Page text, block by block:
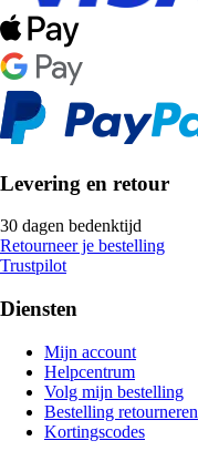
Levering en retour
30 dagen bedenktijd
Retourneer je bestelling
Trustpilot
Diensten
Mijn account
Helpcentrum
Volg mijn bestelling
Bestelling retourneren
Kortingscodes